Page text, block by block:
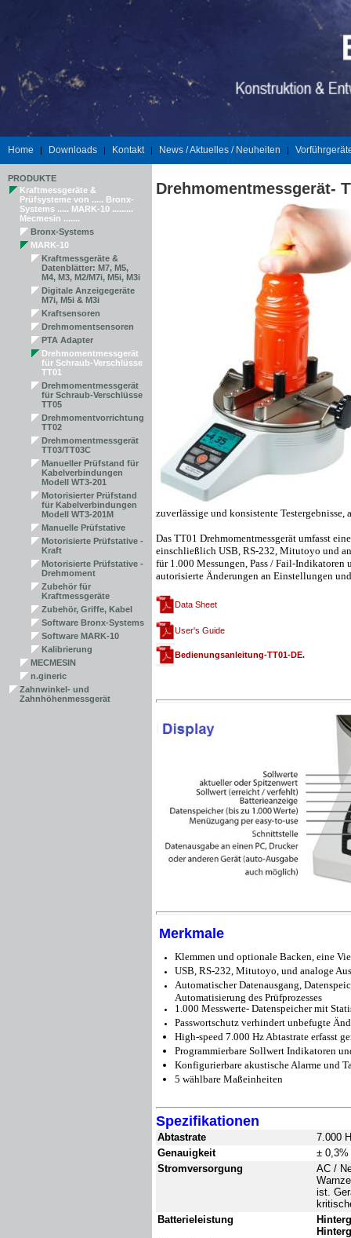
Home | Downloads | Kontakt | News / Aktuelles / Neuheiten |
PRODUKTE
Kraftmessgeräte &
Prüfsysteme von ..... Bronx-
Systems ..... MARK-10 .........
Mecmesin .......
Bronx-Systems
MARK-10
Kraftmessgeräte &
Datenblätter: M7, M5,
M4, M3, M2/M7i, M5i, M3i
Digitale Anzeigegeräte
M7i, M5i & M3i
Kraftsensoren
Drehmomentsensoren
PTA Adapter
Drehmomentmessgerät
für Schraub-Verschlüsse
TT01
Drehmomentmessgerät
für Schraub-Verschlüsse
TT05
Drehmomentvorrichtung
TT02
Drehmomentmessgerät
TT03/TT03C
Manueller Prüfstand für
Kabelverbindungen
Modell WT3-201
Motorisierter Prüfstand
für Kabelverbindungen
Modell WT3-201M
Manuelle Prüfstative
Motorisierte Prüfstative -
Kraft
Motorisierte Prüfstative -
Drehmoment
Zubehör für
Kraftmessgeräte
Zubehör, Griffe, Kabel
Software Bronx-Systems
Software MARK-10
Kalibrierung
MECMESIN
n.gineric
Zahnwinkel- und
Zahnhöhenmessgerät
Drehmomentmessgerät-
zuverlässige und konsistente
Das TT01 Drehmomentmessgerät umfasst
einschließlich USB, RS-232, Mitutoyo und
für 1.000 Messungen, Pass / Fail-Indikatoren
autorisierte Änderungen an Einstellungen
Data Sheet
User's Guide
Bedienungsanleitung-TT01-DE.
Merkmale
Klemmen und optionale Backen, eine
USB, RS-232, Mitutoyo, und analoge
Automatischer Datenausgang,
Automatisierung des Prüfprozesses
1.000 Messwerte- Datenspeicher mit
Passwortschutz verhindert unbefugte
High-speed 7.000 Hz Abtastrate erfasst
Programmierbare Sollwert Indikatoren
Konfigurierbare akustische Alarme und
5 wählbare Maßeinheiten
Spezifikationen
Abtastrate
7.000
Genauigkeit
± 0,3%
Stromversorgung
AC /
ist.
Batterieleistung